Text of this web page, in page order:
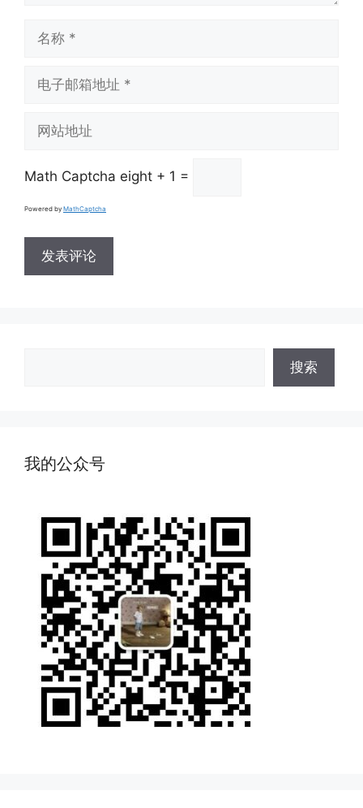
址
址
Math Captcha eight + 1 =
Powered by MathCaptcha
搜索
我的公众号